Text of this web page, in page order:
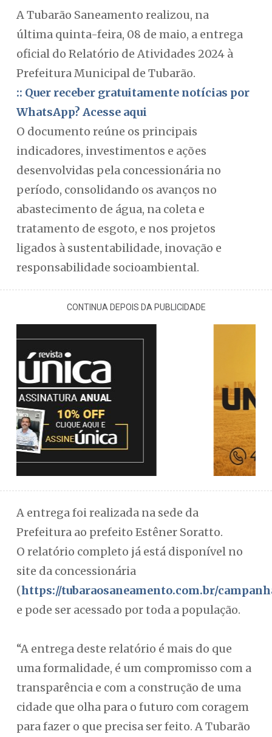
A Tubarão Saneamento realizou, na
última quinta-feira, 08 de maio, a entrega
oficial do Relatório de Atividades 2024 à
Prefeitura Municipal de Tubarão.
:: Quer receber gratuitamente notícias por
WhatsApp? Acesse aqui
O documento reúne os principais
indicadores, investimentos e ações
desenvolvidas pela concessionária no
período, consolidando os avanços no
abastecimento de água, na coleta e
tratamento de esgoto, e nos projetos
ligados à sustentabilidade, inovação e
responsabilidade socioambiental.
CONTINUA DEPOIS DA PUBLICIDADE
A entrega foi realizada na sede da
Prefeitura ao prefeito Estêner Soratto.
O relatório completo já está disponível no
site da concessionária
(https://tubaraosaneamento.com.br/
e pode ser acessado por toda a população.
“A entrega deste relatório é mais do que
uma formalidade, é um compromisso com a
transparência e com a construção de uma
cidade que olha para o futuro com coragem
para fazer o que precisa ser feito. A Tubarão